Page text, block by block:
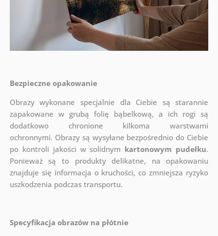
Bezpieczne opakowanie
Obrazy wykonane specjalnie dla Ciebie są starannie
zapakowane w grubą folię bąbelkową, a ich rogi są
dodatkowo chronione kilkoma warstwami
ochronnymi. Obrazy są wysyłane bezpośrednio do Ciebie
po kontroli jakości w solidnym kartonowym pudełku.
Ponieważ są to produkty delikatne, na opakowaniu
znajduje się informacja o kruchości, co zmniejsza ryzyko
uszkodzenia podczas transportu.
Specyfikacja obrazów na płótnie